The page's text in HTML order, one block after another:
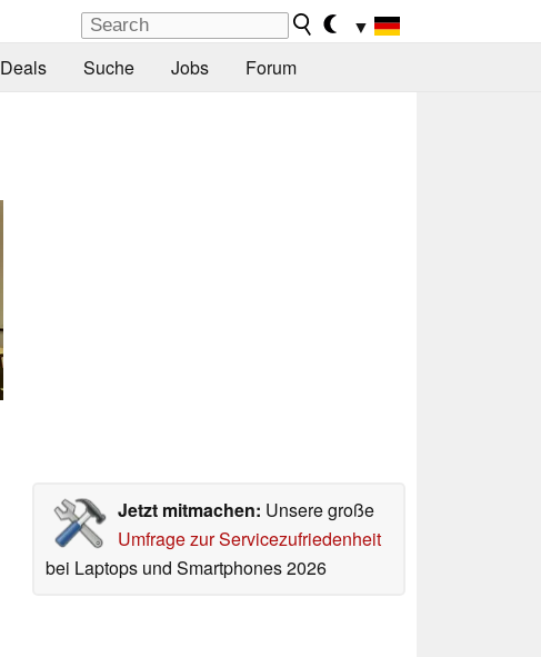
▼
Deals Suche Jobs Forum
Jetzt mitmachen: Unsere große
Umfrage zur Servicezufriedenheit
bei Laptops und Smartphones 2026